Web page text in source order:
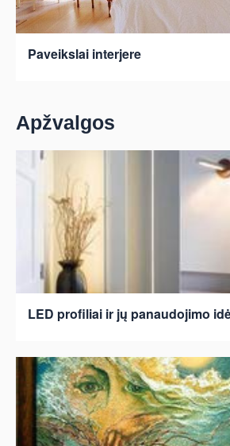
Paveikslai interjere
Apžvalgos
LED profiliai ir jų panaudojimo